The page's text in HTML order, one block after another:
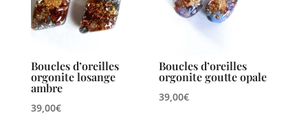
Boucles d’oreilles
orgonite losange
ambre
39,00€
Boucles d’oreilles
orgonite goutte opale
39,00€